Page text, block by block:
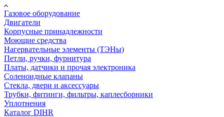
Газовое оборудование
Двигатели
Корпусные принадлежности
Моющие средства
Нагервательные элементы (ТЭНы)
Петли, ручки, фурнитура
Платы, датчики и прочая электроника
Соленоидные клапаны
Стекла, двери и аксессуары
Трубки, фитинги, фильтры, каплесборники
Уплотнения
Каталог DIHR